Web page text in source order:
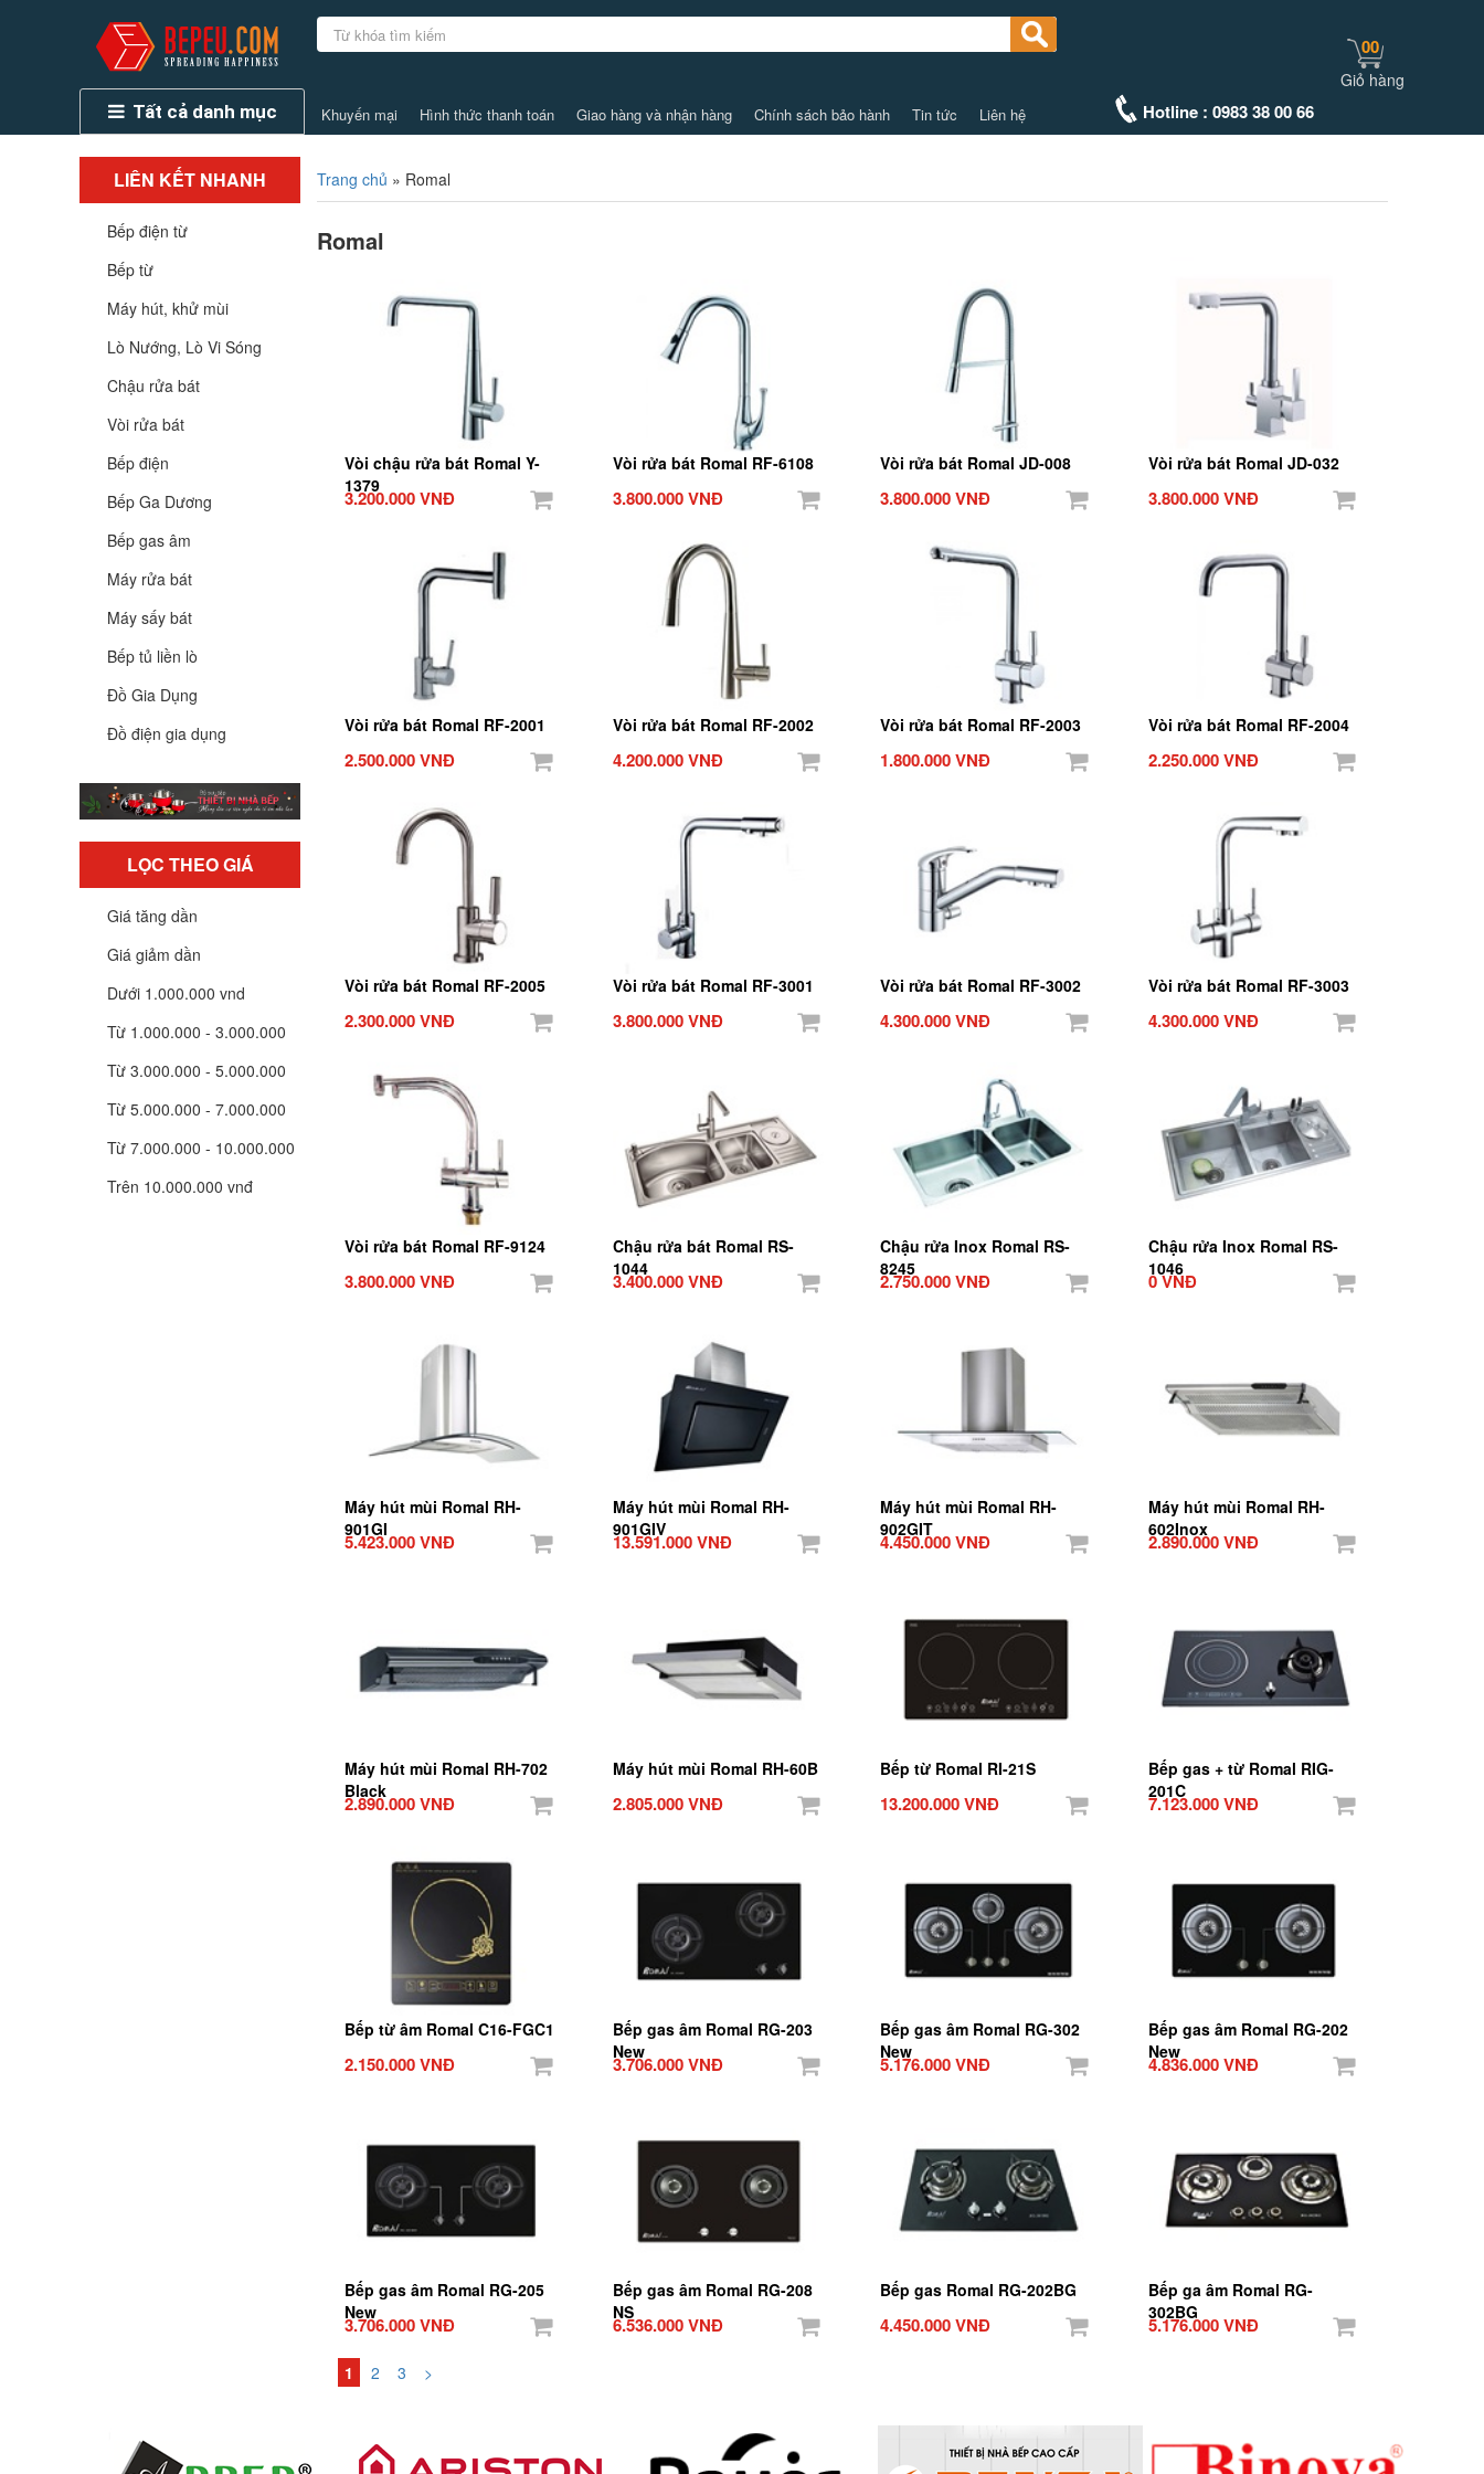
Tất cả danh mục Khuyến mại Hình thức thanh toán Giao hàng và nhận hàng Chính sách bảo hành Tin tức Liên hệ Hotline : 0983 38 00 66
00
Giỏ hàng
LIÊN KẾT NHANH
Bếp điện từ
Bếp từ
Máy hút, khử mùi
Lò Nướng, Lò Vi Sóng
Chậu rửa bát
Vòi rửa bát
Bếp điện
Bếp Ga Dương
Bếp gas âm
Máy rửa bát
Máy sấy bát
Bếp tủ liền lò
Đồ Gia Dụng
Đồ điện gia dụng
LỌC THEO GIÁ
Giá tăng dần
Giá giảm dần
Dưới 1.000.000 vnd
Từ 1.000.000 - 3.000.000
Từ 3.000.000 - 5.000.000
Từ 5.000.000 - 7.000.000
Từ 7.000.000 - 10.000.000
Trên 10.000.000 vnđ
Trang chủ » Romal
Romal
Vòi chậu rửa bát Romal Y-
1379
3.200.000 VNĐ
Vòi rửa bát Romal RF-6108
3.800.000 VNĐ
Vòi rửa bát Romal JD-008
3.800.000 VNĐ
Vòi rửa bát Romal JD-032
3.800.000 VNĐ
Vòi rửa bát Romal RF-2001
2.500.000 VNĐ
Vòi rửa bát Romal RF-2002
4.200.000 VNĐ
Vòi rửa bát Romal RF-2003
1.800.000 VNĐ
Vòi rửa bát Romal RF-2004
2.250.000 VNĐ
Vòi rửa bát Romal RF-2005
2.300.000 VNĐ
Vòi rửa bát Romal RF-3001
3.800.000 VNĐ
Vòi rửa bát Romal RF-3002
4.300.000 VNĐ
Vòi rửa bát Romal RF-3003
4.300.000 VNĐ
Vòi rửa bát Romal RF-9124
3.800.000 VNĐ
Chậu rửa bát Romal RS-
1044
3.400.000 VNĐ
Chậu rửa Inox Romal RS-
8245
2.750.000 VNĐ
Chậu rửa Inox Romal RS-
1046
0 VNĐ
Máy hút mùi Romal RH-
901GI
5.423.000 VNĐ
Máy hút mùi Romal RH-
901GIV
13.591.000 VNĐ
Máy hút mùi Romal RH-
902GIT
4.450.000 VNĐ
Máy hút mùi Romal RH-
602Inox
2.890.000 VNĐ
Máy hút mùi Romal RH-702
Black
2.890.000 VNĐ
Máy hút mùi Romal RH-60B
2.805.000 VNĐ
Bếp từ Romal RI-21S
13.200.000 VNĐ
Bếp gas + từ Romal RIG-
201C
7.123.000 VNĐ
Bếp từ âm Romal C16-FGC1
2.150.000 VNĐ
Bếp gas âm Romal RG-203
New
3.706.000 VNĐ
Bếp gas âm Romal RG-302
New
5.176.000 VNĐ
Bếp gas âm Romal RG-202
New
4.836.000 VNĐ
Bếp gas âm Romal RG-205
New
3.706.000 VNĐ
Bếp gas âm Romal RG-208
NS
6.536.000 VNĐ
Bếp gas Romal RG-202BG
4.450.000 VNĐ
Bếp ga âm Romal RG-
302BG
5.176.000 VNĐ
1 2 3 >